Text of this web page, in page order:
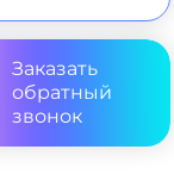
Заказать
обратный
звонок